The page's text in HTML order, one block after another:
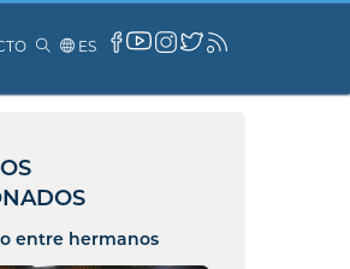
ES
entre hermanos